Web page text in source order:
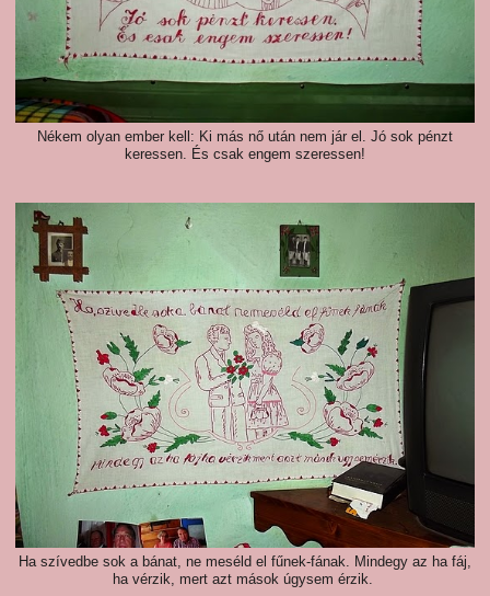
Nékem olyan ember kell: Ki más nő után nem jár el. Jó sok pénzt
keressen. És csak engem szeressen!
Ha szívedbe sok a bánat, ne meséld el fűnek-fának. Mindegy az ha fáj,
ha vérzik, mert azt mások úgysem érzik.